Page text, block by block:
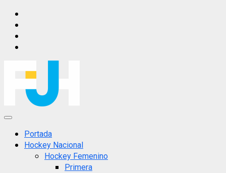
Saltar
contenido
Menú
principalPortada
Hockey Nacional
Hockey Femenino
Primera